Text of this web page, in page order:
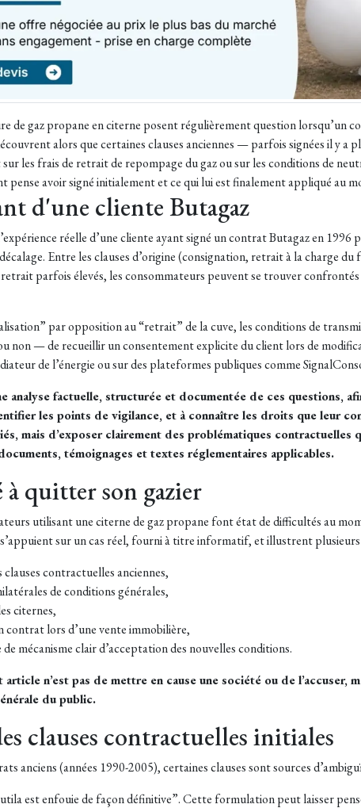
de gaz propane en citerne posent régulièrement question lorsqu’un
alors que certaines clauses anciennes — parfois signées il y
les frais de retrait de repompage du gaz ou sur les conditions de
pense avoir signé initialement et ce qui lui est finalement appliqué au
d'une cliente Butagaz
réelle d’une cliente ayant signé un contrat Butagaz en
Entre les clauses d’origine (consignation, retrait à la charge
parfois élevés, les consommateurs peuvent se trouver
par opposition au “retrait” de la cuve, les conditions de
non — de recueillir un consentement explicite du client lors de
de l’énergie ou sur des plateformes publiques comme
analyse factuelle, structurée et documentée de ces questions,
les points de vigilance, et à connaître les droits que leur
mais d’exposer clairement des problématiques
témoignages et textes réglementaires applicables.
quitter son gazier
utilisant une citerne de gaz propane font état de difficultés au
s’appuient sur un cas réel, fourni à titre informatif, et illustrent
contractuelles anciennes,
de conditions générales,
citernes,
contrat lors d’une vente immobilière,
de mécanisme clair d’acceptation des nouvelles conditions.
n’est pas de mettre en cause une société ou de
du public.
clauses contractuelles initiales
anciens (années 1990-2005), certaines clauses sont sources
est enfouie de façon définitive”. Cette formulation peut laisser